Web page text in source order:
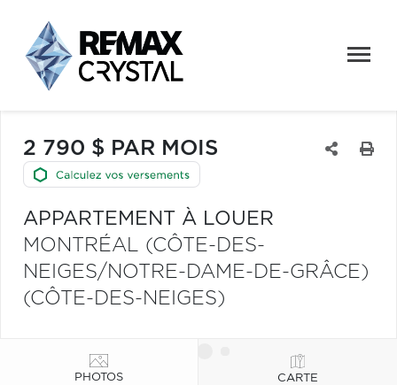
2 790 $ PAR MOIS
APPARTEMENT À LOUER
MONTRÉAL (CÔTE-DES-
NEIGES/NOTRE-DAME-DE-GRÂCE)
(CÔTE-DES-NEIGES)
PHOTOS CARTE